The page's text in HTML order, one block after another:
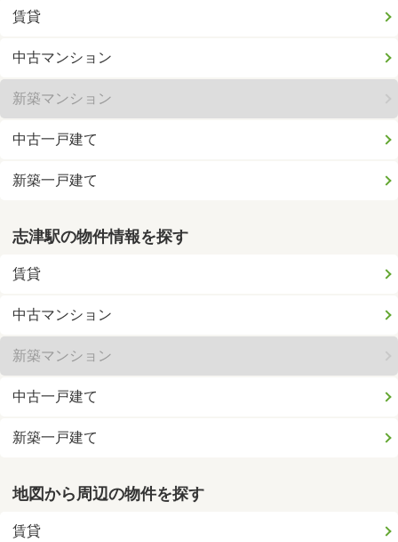
賃貸
中古マンション
新築マンション
中古一戸建て
新築一戸建て
志津駅の物件情報を探す
賃貸
中古マンション
新築マンション
中古一戸建て
新築一戸建て
地図から周辺の物件を探す
賃貸